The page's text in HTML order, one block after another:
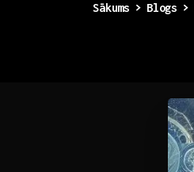
Sākums Blogs